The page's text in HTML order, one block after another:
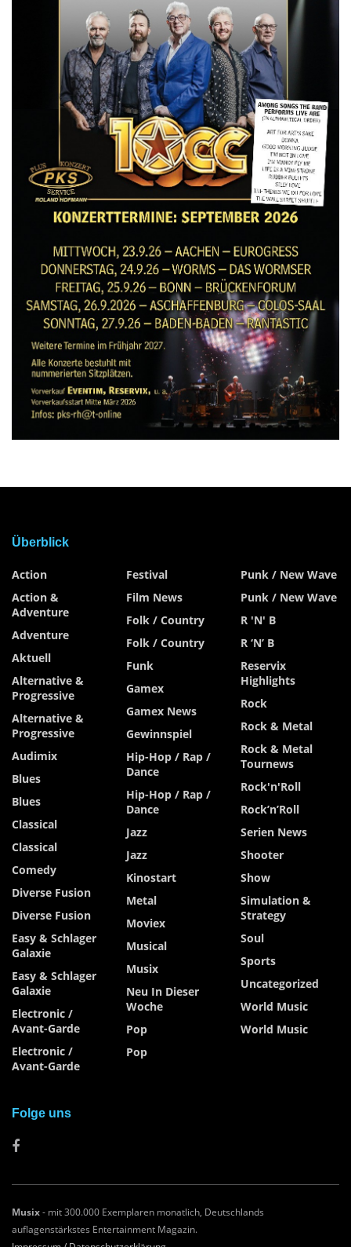
Überblick
Action
Action &
Adventure
Adventure
Aktuell
Alternative &
Progressive
Alternative &
Progressive
Audimix
Blues
Blues
Classical
Classical
Comedy
Diverse Fusion
Diverse Fusion
Easy & Schlager
Galaxie
Easy & Schlager
Galaxie
Electronic /
Avant-Garde
Electronic /
Avant-Garde
Festival
Film News
Folk / Country
Folk / Country
Funk
Gamex
Gamex News
Gewinnspiel
Hip-Hop / Rap /
Dance
Hip-Hop / Rap /
Dance
Jazz
Jazz
Kinostart
Metal
Moviex
Musical
Musix
Neu In Dieser
Woche
Pop
Pop
Punk / New Wave
Punk / New Wave
R 'n' B
R ‘n’ B
Reservix
Highlights
Rock
Rock & Metal
Rock & Metal
Tournews
Rock'n'Roll
Rock’n’Roll
Serien News
Shooter
Show
Simulation &
Strategy
Soul
Sports
Uncategorized
World Music
World Music
Folge uns
Musix- mit 300.000 Exemplaren monatlich, Deutschlands
auflagenstärkstes Entertainment Magazin.